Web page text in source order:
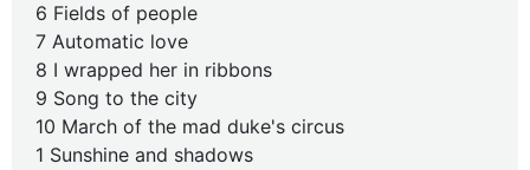
6 Fields of people
7 Automatic love
8 I wrapped her in ribbons
9 Song to the city
10 March of the mad duke's circus
1 Sunshine and shadows